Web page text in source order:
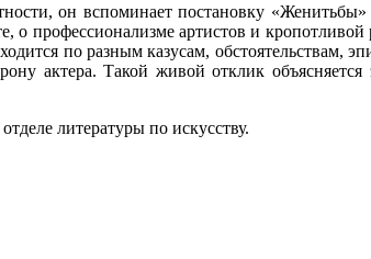
он вспоминает постановку
профессионализме артистов и кропотливой
по разным казусам, обстоятельствам,
актера. Такой живой отклик
литературы по искусству.